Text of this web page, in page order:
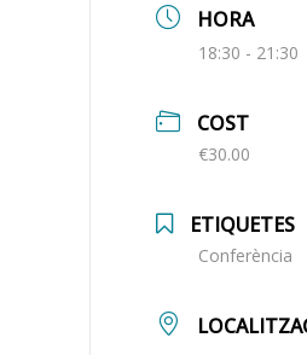
HORA
18:30 - 21:30
COST
€30.00
ETIQUETES
Conferència